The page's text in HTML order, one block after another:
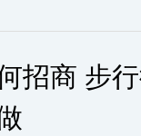
招商 步